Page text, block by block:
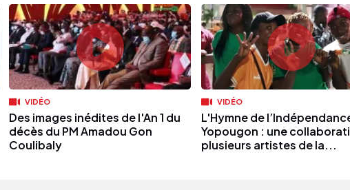
VIDÉO
Des images inédites de l'An 1 du
décès du PM Amadou Gon
Coulibaly
VIDÉO
L'Hymne de
Yopougon : une
plusieurs artistes de la...